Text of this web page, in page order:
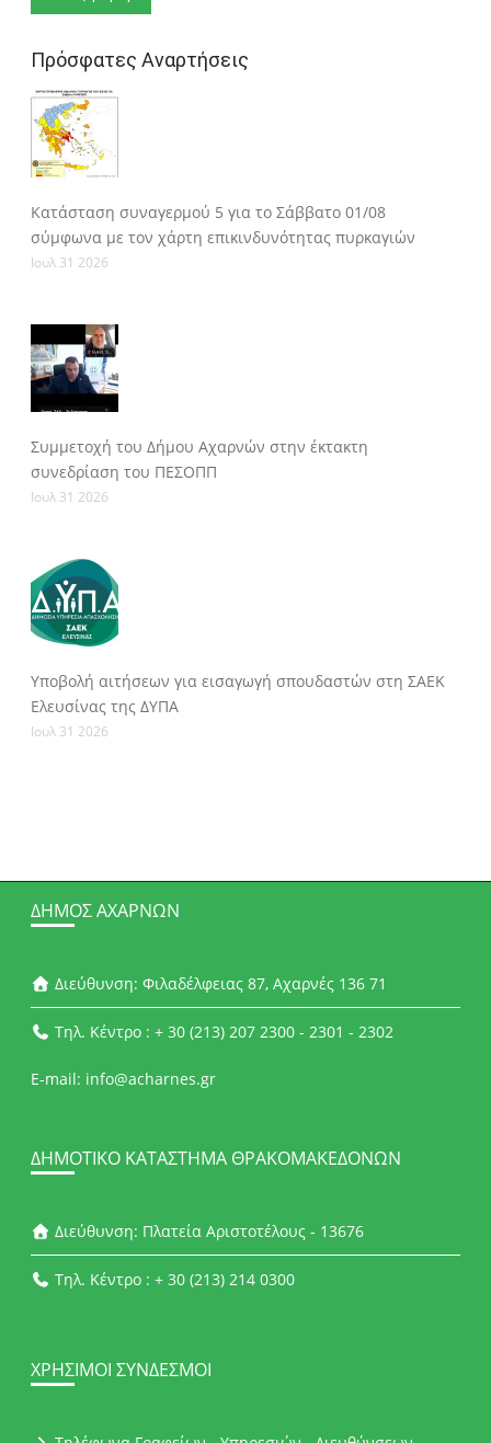
Πρόσφατες Αναρτήσεις
Κατάσταση συναγερμού 5 για το Σάββατο 01/08
σύμφωνα με τον χάρτη επικινδυνότητας πυρκαγιών
Ιουλ 31 2026
Συμμετοχή του Δήμου Αχαρνών στην έκτακτη
συνεδρίαση του ΠΕΣΟΠΠ
Ιουλ 31 2026
Υποβολή αιτήσεων για εισαγωγή σπουδαστών στη ΣΑΕΚ
Ελευσίνας της ΔΥΠΑ
Ιουλ 31 2026
ΔΉΜΟΣ ΑΧΑΡΝΏΝ
Διεύθυνση: Φιλαδέλφειας 87, Αχαρνές 136 71
Τηλ. Κέντρο : + 30 (213) 207 2300 - 2301 - 2302
E-mail: info@acharnes.gr
ΔΗΜΟΤΙΚΌ ΚΑΤΆΣΤΗΜΑ ΘΡΑΚΟΜΑΚΕΔΌΝΩΝ
Διεύθυνση: Πλατεία Αριστοτέλους - 13676
Τηλ. Κέντρο : + 30 (213) 214 0300
ΧΡΉΣΙΜΟΙ ΣΎΝΔΕΣΜΟΙ